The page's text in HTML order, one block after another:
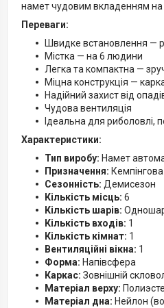
намет чудовим вкладенням на
Переваги:
Швидке встановлення —
Містка — на 6 людини
Легка та компактна —
Міцна конструкція —
Надійний захист від
Чудова вентиляція
Ідеальна для риболовлі,
Характеристики:
Тип виробу: Намет
Призначення: Кемпінгова
Сезонність: Демисезон
Кількість місць: 6
Кількість шарів:
Кількість входів: 1
Кількість кімнат: 1
Вентиляційні вікна: 1
Форма: Напівсфера
Каркас: Зовнішній
Матеріал верху:
Матеріал дна: Нейлон